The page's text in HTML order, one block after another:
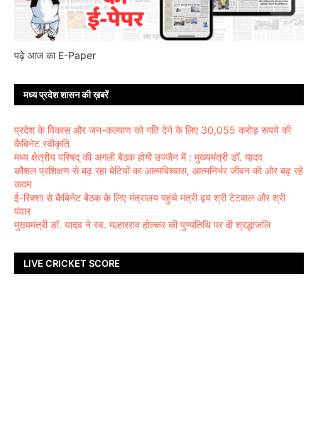
पढ़े आज का E-Paper
मध्य प्रदेश शासन की ख़बरें
प्रदेश के विकास और जन-कल्याण को गति देने के लिए 30,055 करोड़ रूपये की
कैबिनेट स्वीकृति
मध्य क्षेत्रीय परिषद् की अगली बैठक होगी उज्जैन में : मुख्यमंत्री डॉ. यादव
कौशल प्रशिक्षण से बढ़ रहा बेटियों का आत्मविश्वास, आत्मनिर्भर जीवन की ओर बढ़ रहे
कदम
ई-रिक्शा से कैबिनेट बैठक के लिए मंत्रालय पहुंचे मंत्री द्वय श्री टेटवाल और श्री
पंवार
मुख्यमंत्री डॉ. यादव ने स्व. मल्हारराव होल्कर की पुण्यतिथि पर दी श्रद्धांजलि
LIVE CRICKET SCORE